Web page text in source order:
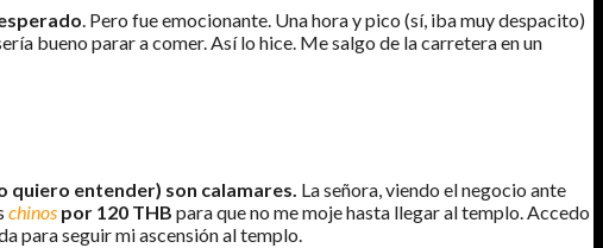
. Pero fue emocionante. Una hora y pico (sí, iba muy despacito)
bueno parar a comer. Así lo hice. Me salgo de la carretera en un
quiero entender) son calamares. La señora, viendo el negocio ante
chinos por 120 THB para que no me moje hasta llegar al templo. Accedo
para seguir mi ascensión al templo.